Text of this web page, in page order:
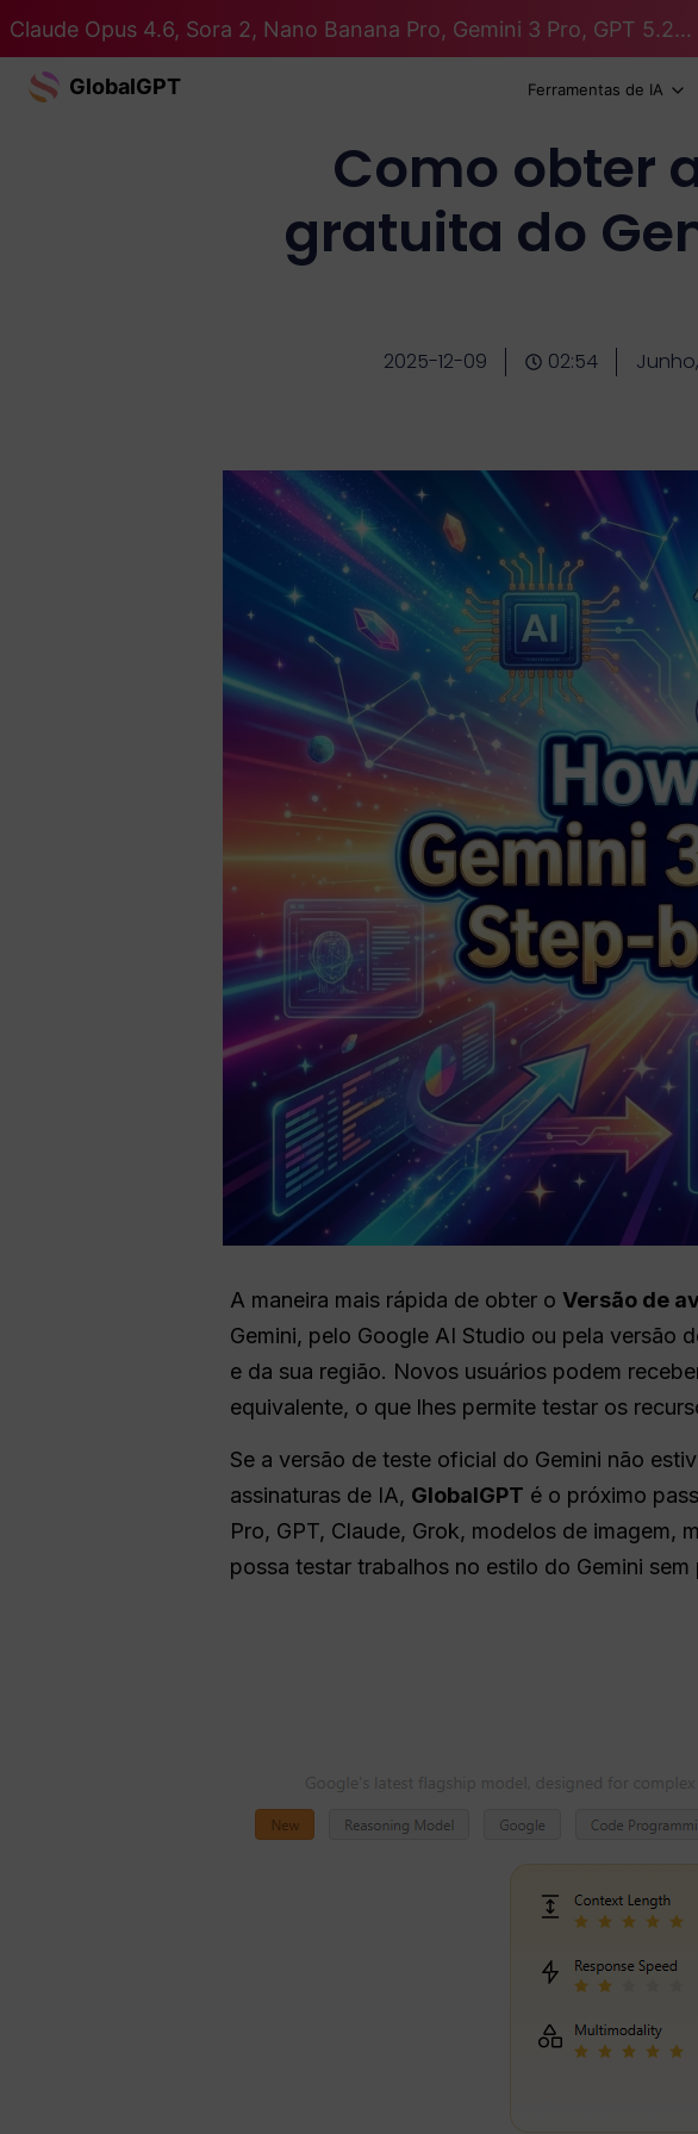
Claude Opus 4.6, Sora 2, Nano Banana Pro, Gemini 3 Pro, GPT
GlobalGPT Ferramentas de IA
Como obter
gratuita do
2025-12-09 02:54
A maneira mais rápida de obter o Versão de
Gemini, pelo Google AI Studio ou pela versão
e da sua região. Novos usuários podem
equivalente, o que lhes permite testar os
Se a versão de teste oficial do Gemini não
assinaturas de IA, GlobalGPT é o próximo
Pro, GPT, Claude, Grok, modelos de imagem,
possa testar trabalhos no estilo do Gemini